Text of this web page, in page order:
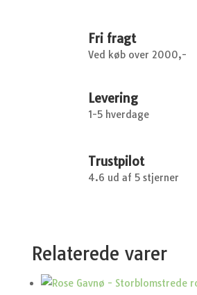
Fri fragt
Ved køb over 2000,-
Levering
1-5 hverdage
Trustpilot
4.6 ud af 5 stjerner
Relaterede varer